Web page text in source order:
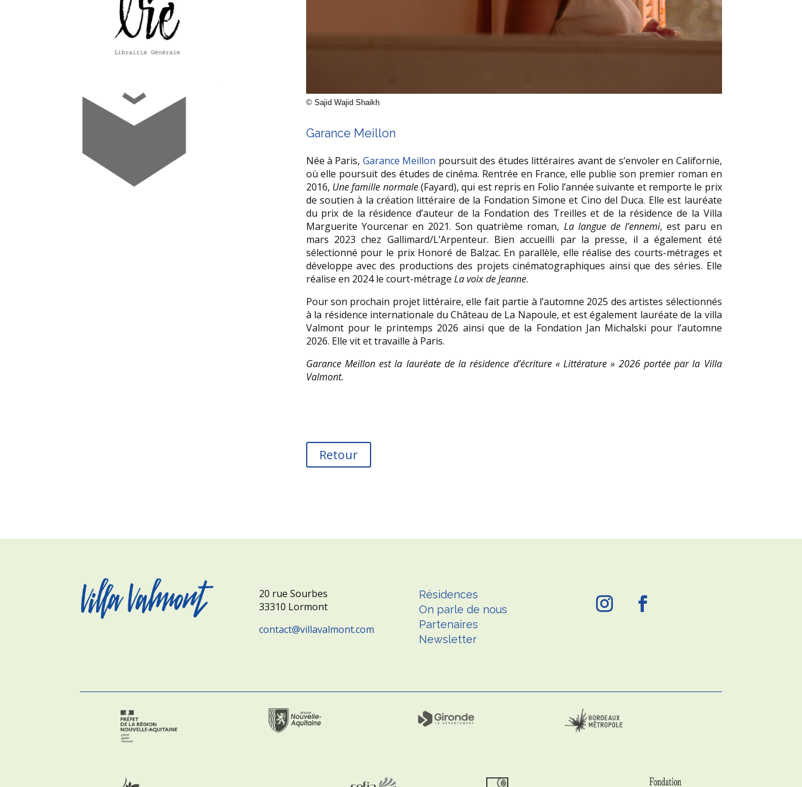
© Sajid Wajid Shaikh
Garance Meillon
Née à Paris, Garance Meillon poursuit des études littéraires avant de s’envoler en Californie,
où elle poursuit des études de cinéma. Rentrée en France, elle publie son premier roman en
2016, Une famille normale(Fayard), qui est repris en Folio l’année suivante et remporte le prix
de soutien à la création littéraire de la Fondation Simone et Cino del Duca. Elle est lauréate
du prix de la résidence d’auteur de la Fondation des Treilles et de la résidence de la Villa
Marguerite Yourcenar en 2021. Son quatrième roman, La langue de l’ennemi, est paru en
mars 2023 chez Gallimard/L’Arpenteur. Bien accueilli par la presse, il a également été
sélectionné pour le prix Honoré de Balzac. En parallèle, elle réalise des courts-métrages et
développe avec des productions des projets cinématographiques ainsi que des séries. Elle
réalise en 2024 le court-métrage La voix de Jeanne.
Pour son prochain projet littéraire, elle fait partie à l’automne 2025 des artistes sélectionnés
à la résidence internationale du Château de La Napoule, et est également lauréate de la villa
Valmont pour le printemps 2026 ainsi que de la Fondation Jan Michalski pour l’automne
2026. Elle vit et travaille à Paris.
Garance Meillon est la lauréate de la résidence d’écriture « Littérature » 2026 portée par la Villa
Valmont.
Retour
20 rue Sourbes
33310 Lormont
contact
villavalmont.com
Résidences
On parle de nous
Partenaires
Newsletter